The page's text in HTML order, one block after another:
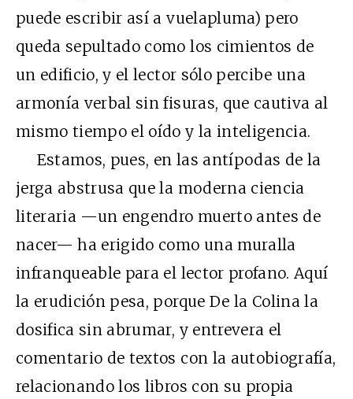
puede escribir así a vuelapluma) pero
queda sepultado como los cimientos de
un edificio, y el lector sólo percibe una
armonía verbal sin fisuras, que cautiva al
mismo tiempo el oído y la inteligencia.
Estamos, pues, en las antípodas de la
jerga abstrusa que la moderna ciencia
literaria —un engendro muerto antes de
nacer— ha erigido como una muralla
infranqueable para el lector profano. Aquí
la erudición pesa, porque De la Colina la
dosifica sin abrumar, y entrevera el
comentario de textos con la autobiografía,
relacionando los libros con su propia